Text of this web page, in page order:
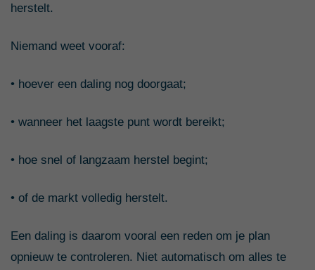
herstelt.
Niemand weet vooraf:
• hoever een daling nog doorgaat;
• wanneer het laagste punt wordt bereikt;
• hoe snel of langzaam herstel begint;
• of de markt volledig herstelt.
Een daling is daarom vooral een reden om je plan
opnieuw te controleren. Niet automatisch om alles te